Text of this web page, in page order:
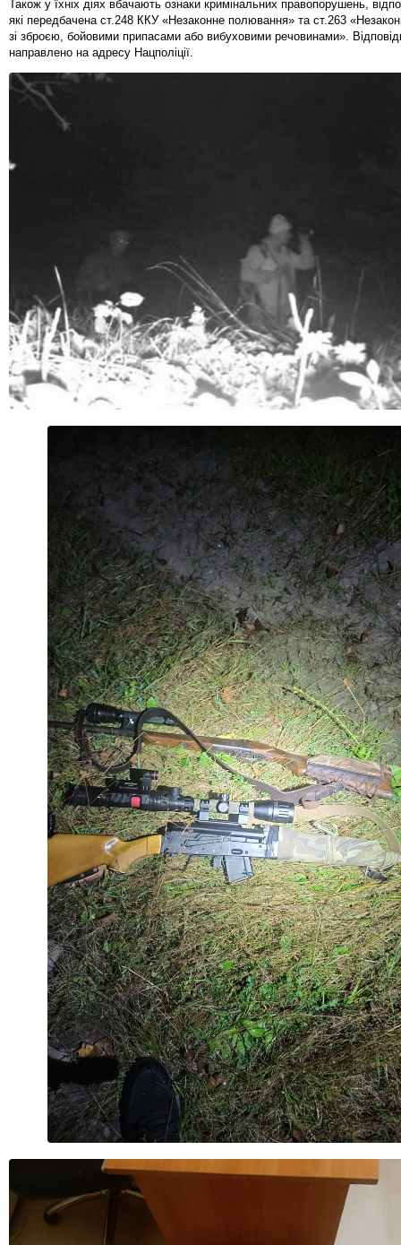
Також у їхніх діях вбачають ознаки кримінальних правопорушень,
які передбачена ст.248 ККУ «Незаконне полювання» та ст.263
зі зброєю, бойовими припасами або вибуховими речовинами».
направлено на адресу Нацполіції.